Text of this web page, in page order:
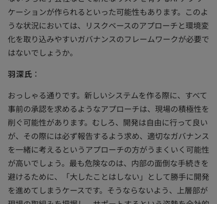
ケーションが作られるといった可能性もあります。このよ
うな状況においては、リスクベースのアプローチと環境変
化を取り込みやすいガバナンスのフレームワークが必要で
はないでしょうか。
羽深氏 ：
おっしゃる通りです。新しいシステムを作る際に、すべて
事前の承認を求めるようなアプローチは、現場の積極性を
削ぐ可能性があります。むしろ、開発は自由に行って良い
が、その際には必ず報告するよう求め、適切なガバナンス
を一緒に考えるというアプローチの方がうまくいく可能性
が高いでしょう。最も危険なのは、内部の面倒な手続きを
避けるために、「大したことはしない」として勝手に開発
を進めてしまうケースです。そうならないよう、上層部が